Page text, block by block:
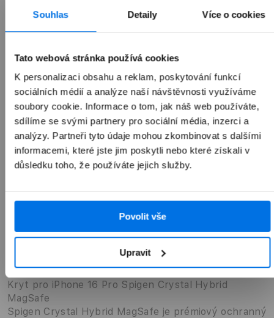
Souhlas Detaily Více o cookies
Tato webová stránka používá cookies
K personalizaci obsahu a reklam, poskytování funkcí
sociálních médií a analýze naší návštěvnosti využíváme
soubory cookie. Informace o tom, jak náš web používáte,
sdílíme se svými partnery pro sociální média, inzerci a
analýzy. Partneři tyto údaje mohou zkombinovat s dalšími
informacemi, které jste jim poskytli nebo které získali v
důsledku toho, že používáte jejich služby.
Povolit vše
Upravit
1 990 Kč
Přidat do košíku
Přehled
Kryt pro iPhone 16 Pro Spigen Crystal Hybrid
MagSafe
Spigen Crystal Hybrid MagSafe je prémiový ochranný